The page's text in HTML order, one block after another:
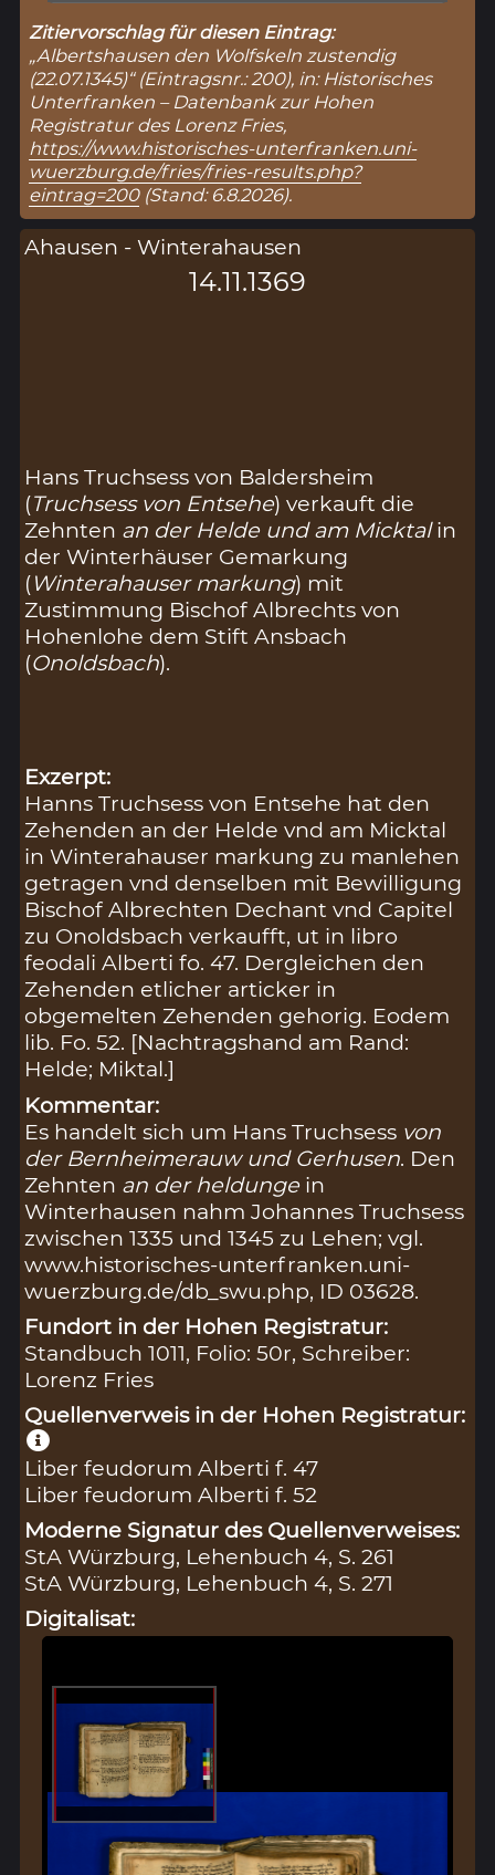
Zitiervorschlag für diesen Eintrag:
„Albertshausen den Wolfskeln zustendig
(22.07.1345)“ (Eintragsnr.: 200), in: Historisches
Unterfranken – Datenbank zur Hohen
Registratur des Lorenz Fries,
https://www.historisches-unterfranken.uni-
wuerzburg.de/fries/fries-results.php?
eintrag=200(Stand: 6.8.2026).
Ahausen - Winterahausen
14.11.1369
Hans Truchsess von Baldersheim
(Truchsess von Entsehe) verkauft die
Zehnten an der Helde und am Micktalin
der Winterhäuser Gemarkung
(Winterahauser markung) mit
Zustimmung Bischof Albrechts von
Hohenlohe dem Stift Ansbach
(Onoldsbach).
Exzerpt:
Hanns Truchsess von Entsehe hat den
Zehenden an der Helde vnd am Micktal
in Winterahauser markung zu manlehen
getragen vnd denselben mit Bewilligung
Bischof Albrechten Dechant vnd Capitel
zu Onoldsbach verkaufft, ut in libro
feodali Alberti fo. 47. Dergleichen den
Zehenden etlicher articker in
obgemelten Zehenden gehorig. Eodem
lib. Fo. 52. [Nachtragshand am Rand:
Helde; Miktal.]
Kommentar:
Es handelt sich um Hans Truchsess von
der Bernheimerauw und Gerhusen. Den
Zehnten an der heldungein
Winterhausen nahm Johannes Truchsess
zwischen 1335 und 1345 zu Lehen; vgl.
www.historisches-unterfranken.uni-
wuerzburg.de/db_swu.php, ID 03628.
Fundort in der Hohen Registratur:
Standbuch 1011, Folio: 50r, Schreiber:
Lorenz Fries
Quellenverweis in der Hohen Registratur:
Liber feudorum Alberti f. 47
Liber feudorum Alberti f. 52
Moderne Signatur des Quellenverweises:
StA Würzburg, Lehenbuch 4, S. 261
StA Würzburg, Lehenbuch 4, S. 271
Digitalisat: